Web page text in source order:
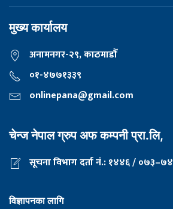
मुख्य कार्यालय
अनामनगर-२९, काठमाडाैँ
०१-४७७१३३९
onlinepana@gmail.com
चेन्ज नेपाल ग्रुप अफ कम्पनी प्रा.लि,
सूचना विभाग दर्ता नं.: १४४६ / ०७३–७४
विज्ञापनका लागि